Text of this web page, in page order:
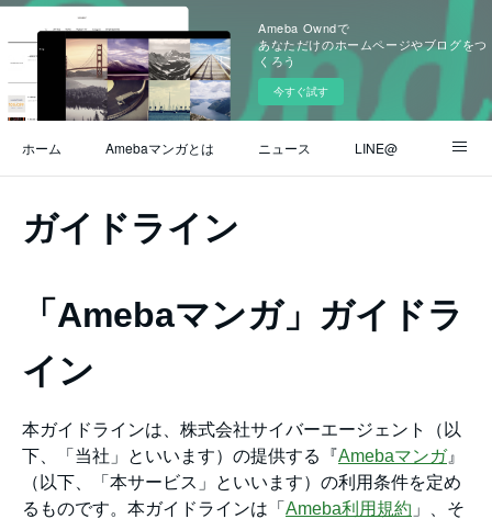
Ameba Owndで
あなただけのホームページやブログをつ
くろう
今すぐ試す
ホーム Amebaマンガとは ニュース LINE@
ガイドライン
「Amebaマンガ」ガイドラ
イン
本ガイドラインは、株式会社サイバーエージェント（以
下、「当社」といいます）の提供する『Amebaマンガ』
（以下、「本サービス」といいます）の利用条件を定め
るものです。本ガイドラインは「 Ameba利用規約 」、そ